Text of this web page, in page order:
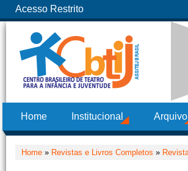
Acesso Restrito
Home Institucional Arquivo
Home » Revistas e Livros Completos »